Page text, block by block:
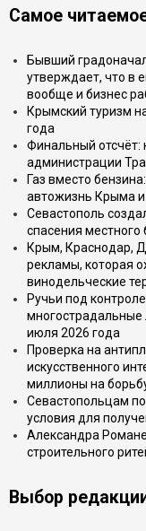
Самое
Бывший
утверждает, что в
вообще и бизнес
Крымский туризм
года
Финальный отсчёт:
администрации
Газ вместо
автожизнь Крыма и
Севастополь
спасения местного
Крым, Краснодар,
рекламы, которая
винодельческие
Ручьи под
многострадальные
июля 2026 года
Проверка на
искусственного
миллионы на
Севастопольцам
условия для
Александра
строительного
Выбор